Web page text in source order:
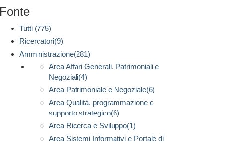
Fonte
Tutti (775)
Ricercatori(9)
Amministrazione(281)
Area Affari Generali, Patrimoniali e
Negoziali(4)
Area Patrimoniale e Negoziale(6)
Area Qualità, programmazione e
supporto strategico(6)
Area Ricerca e Sviluppo(1)
Area Sistemi Informativi e Portale di